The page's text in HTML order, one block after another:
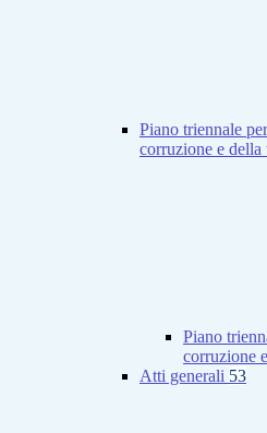
Piano triennale
corruzione e della
Piano
corruzione
Atti generali 53